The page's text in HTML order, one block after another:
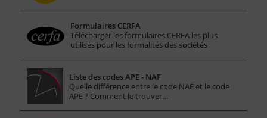
Formulaires CERFA
Télécharger les formulaires CERFA les plus
utilisés pour les formalités des sociétés
Liste des codes APE - NAF
Quelle différence entre le code NAF et le code
APE ? Comment le trouver…